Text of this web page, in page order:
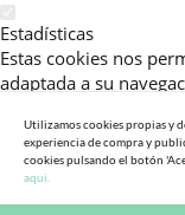
Estadísticas
Estas cookies nos
adaptada a su
consultadas, etc).Al
más su experiencia.
Publicitarias
Utilizamos cookies propias y
experiencia de compra y
cookies pulsando el botón
aqui.